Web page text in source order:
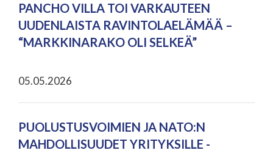
PANCHO VILLA TOI VARKAUTEEN
UUDENLAISTA RAVINTOLAELÄMÄÄ –
“MARKKINARAKO OLI SELKEÄ”
05.05.2026
PUOLUSTUSVOIMIEN JA NATO:N
MAHDOLLISUUDET YRITYKSILLE -